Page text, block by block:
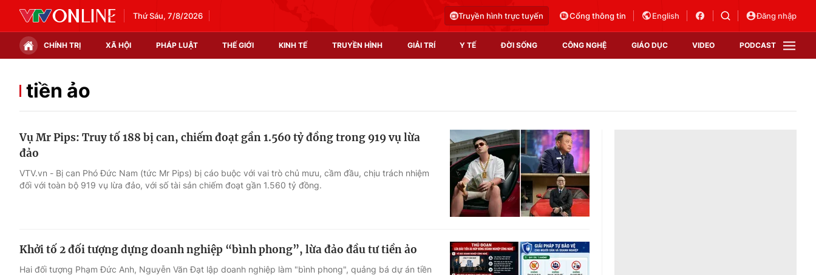
Thứ Sáu, 7/8/2026 Truyền hình trực tuyến Cổng thông tin English Đăng nhập
CHÍNH TRỊ XÃ HỘI PHÁP LUẬT THẾ GIỚI KINH TẾ TRUYỀN HÌNH GIẢI TRÍ Y TẾ ĐỜI SỐNG CÔNG NGHỆ GIÁO DỤC VIDEO PODCAST
Chính trị
Tin tức
Thế giới đó đây
Thị trường
Góc doanh nghiệp
Hậu trường
Giải sao mai
Video
Shorts video
Podcast
EMagazine
Photo
Infographic
VTV Sức khoẻ
tiền ảo
Vụ Mr Pips: Truy tố 188 bị can, chiếm đoạt gần 1.560 tỷ đồng trong 919 vụ lừa
đảo
VTV.vn - Bị can Phó Đức Nam (tức Mr Pips) bị cáo buộc với vai trò chủ mưu, cầm đầu, chịu trách nhiệm
đối với toàn bộ 919 vụ lừa đảo, với số tài sản chiếm đoạt gần 1.560 tỷ đồng.
Khởi tố 2 đối tượng dựng doanh nghiệp “bình phong”, lừa đảo đầu tư tiền ảo
Hai đối tượng Phạm Đức Anh, Nguyễn Văn Đạt lập doanh nghiệp làm "bình phong", quảng bá dự án tiền